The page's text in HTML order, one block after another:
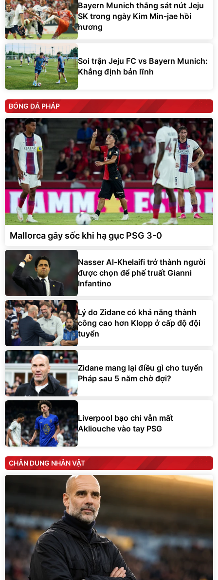
Bayern Munich thắng sát nút Jeju
SK trong ngày Kim Min-jae hồi
hương
Soi trận Jeju FC vs Bayern Munich:
Khẳng định bản lĩnh
BÓNG ĐÁ PHÁP
Mallorca gây sốc khi hạ gục PSG 3-0
Nasser Al-Khelaifi trở thành người
được chọn để phế truất Gianni
Infantino
Lý do Zidane có khả năng thành
công cao hơn Klopp ở cấp độ đội
tuyển
Zidane mang lại điều gì cho tuyển
Pháp sau 5 năm chờ đợi?
Liverpool bạo chi vẫn mất
Akliouche vào tay PSG
CHÂN DUNG NHÂN VẬT